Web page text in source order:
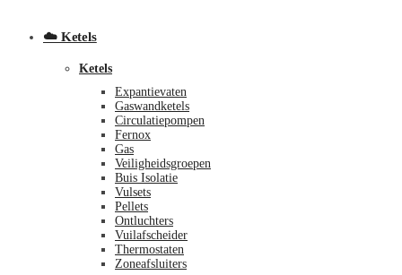
☁️ Ketels
Ketels
Expantievaten
Gaswandketels
Circulatiepompen
Fernox
Gas
Veiligheidsgroepen
Buis Isolatie
Vulsets
Pellets
Ontluchters
Vuilafscheider
Thermostaten
Zoneafsluiters